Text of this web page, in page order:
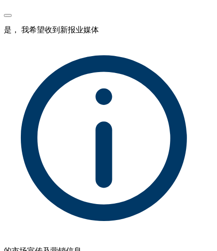
是， 我希望收到新报业媒体